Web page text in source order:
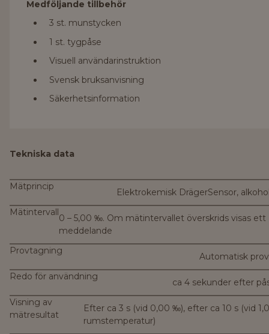
Medföljande tillbehör
3 st. munstycken
1 st. tygpåse
Visuell användarinstruktion
Svensk bruksanvisning
Säkerhetsinformation
Tekniska data
Mätprincip
Elektrokemisk DrägerSensor,
Mätintervall
0 – 5,00 ‰. Om mätintervallet överskrids visas ett
meddelande
Provtagning
Automatisk
Redo för användning
ca 4 sekunder efter
Visning av
mätresultat
Efter ca 3 s (vid 0,00 ‰), efter ca 10 s (vid
rumstemperatur)